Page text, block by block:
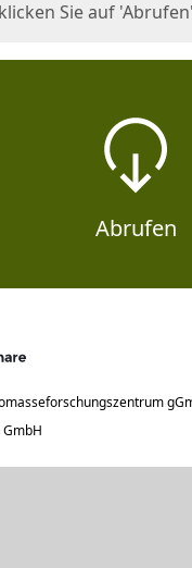
Sie auf
Abrufen